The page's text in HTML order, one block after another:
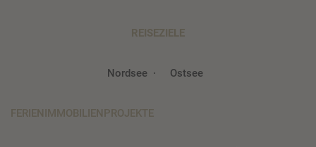
REISEZIELE
Nordsee Ostsee
FERIENIMMOBILIENPROJEKTE